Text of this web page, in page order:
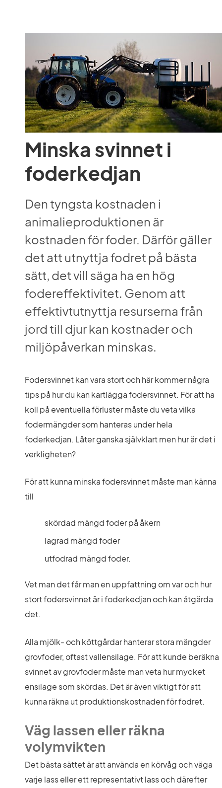
Minska svinnet i
foderkedjan
Den tyngsta kostnaden i
animalieproduktionen är
kostnaden för foder. Därför gäller
det att utnyttja fodret på bästa
sätt, det vill säga ha en hög
fodereffektivitet. Genom att
effektivtutnyttja resurserna från
jord till djur kan kostnader och
miljöpåverkan minskas.
Fodersvinnet kan vara stort och här kommer några
tips på hur du kan kartlägga fodersvinnet. För att ha
koll på eventuella förluster måste du veta vilka
fodermängder som hanteras under hela
foderkedjan. Låter ganska självklart men hur är det i
verkligheten?
För att kunna minska fodersvinnet måste man känna
till
skördad mängd foder på åkern
lagrad mängd foder
utfodrad mängd foder.
Vet man det får man en uppfattning om var och hur
stort fodersvinnet är i foderkedjan och kan åtgärda
det.
Alla mjölk- och köttgårdar hanterar stora mängder
grovfoder, oftast vallensilage. För att kunde beräkna
svinnet av grovfoder måste man veta hur mycket
ensilage som skördas. Det är även viktigt för att
kunna räkna ut produktionskostnaden för fodret.
Väg lassen eller räkna
volymvikten
Det bästa sättet är att använda en körvåg och väga
varje lass eller ett representativt lass och därefter